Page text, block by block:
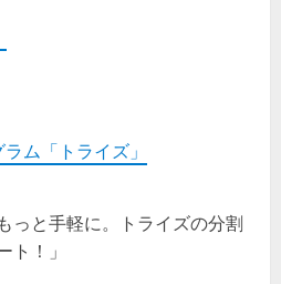
ム「トライズ」
っと手軽に。トライズの分割
ト！」